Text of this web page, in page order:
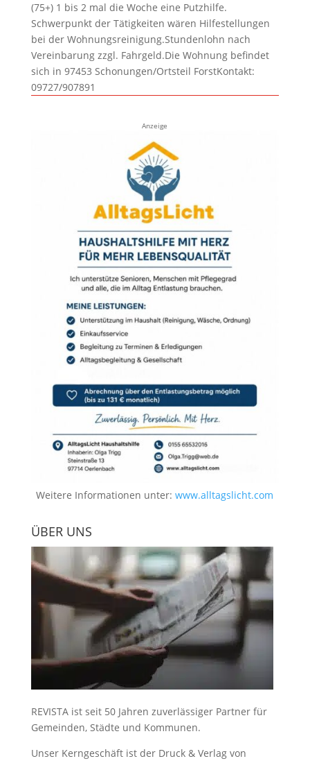
(75+) 1 bis 2 mal die Woche eine Putzhilfe.
Schwerpunkt der Tätigkeiten wären Hilfestellungen
bei der Wohnungsreinigung.Stundenlohn nach
Vereinbarung zzgl. Fahrgeld.Die Wohnung befindet
sich in 97453 Schonungen/Ortsteil ForstKontakt:
09727/907891
Anzeige
Weitere Informationen unter:www.alltagslicht.com
ÜBER UNS
REVISTA ist seit 50 Jahren zuverlässiger Partner für
Gemeinden, Städte und Kommunen.
Unser Kerngeschäft ist der Druck & Verlag von